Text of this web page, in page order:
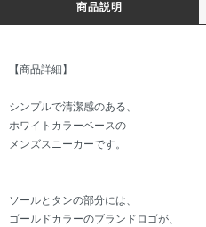
商品説明
【商品詳細】
シンプルで清潔感のある、
ホワイトカラーベースの
メンズスニーカーです。
ソールとタンの部分には、
ゴールドカラーのブランドロゴが、